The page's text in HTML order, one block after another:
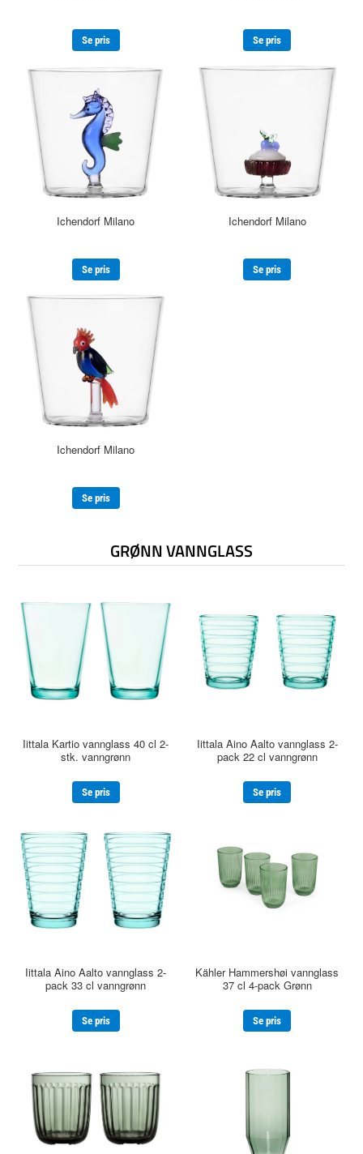
Se pris Se pris
Ichendorf Milano
Se pris
Ichendorf Milano
Se pris
Ichendorf Milano
Se pris
GRØNN VANNGLASS
Iittala Kartio vannglass 40 cl 2-
stk. vanngrønn
Se pris
Iittala Aino Aalto vannglass 2-
pack 22 cl vanngrønn
Se pris
Iittala Aino Aalto vannglass 2-
pack 33 cl vanngrønn
Se pris
Kähler Hammershøi vannglass
37 cl 4-pack Grønn
Se pris